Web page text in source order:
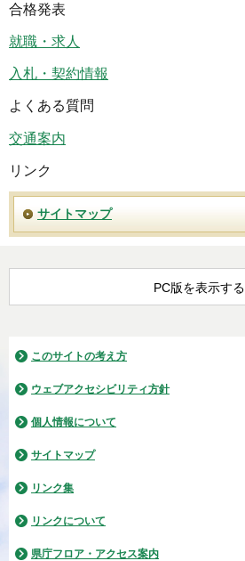
合格発表
就職・求人
入札・契約情報
よくある質問
交通案内
リンク
サイトマップ
PC版を表示する
このサイトの考え方
ウェブアクセシビリティ方針
個人情報について
サイトマップ
リンク集
リンクについて
県庁フロア・アクセス案内